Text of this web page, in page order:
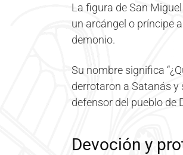
La figura de San
un arcángel o príncipe
demonio.
Su nombre significa
derrotaron a Satanás y
defensor del pueblo de
Devoción y